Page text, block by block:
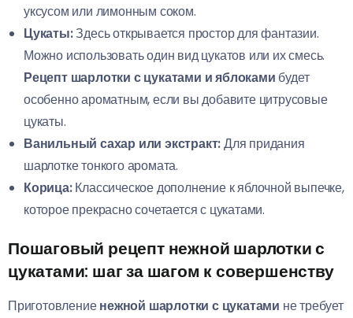
уксусом или лимонным соком.
Цукаты:Здесь открывается простор для фантазии.
Можно использовать один вид цукатов или их смесь.
Рецепт шарлотки с цукатами и яблоками будет
особенно ароматным, если вы добавите цитрусовые
цукаты.
Ванильный сахар или экстракт:Для придания
шарлотке тонкого аромата.
Корица:Классическое дополнение к яблочной выпечке,
которое прекрасно сочетается с цукатами.
Пошаговый рецепт нежной шарлотки с
цукатами: шаг за шагом к совершенству
Приготовлениенежной шарлотки с цукатами не требует